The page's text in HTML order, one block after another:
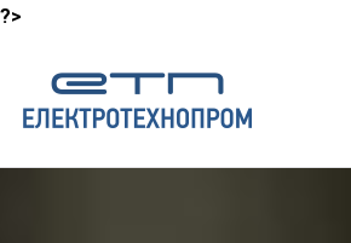
?>
вмісту